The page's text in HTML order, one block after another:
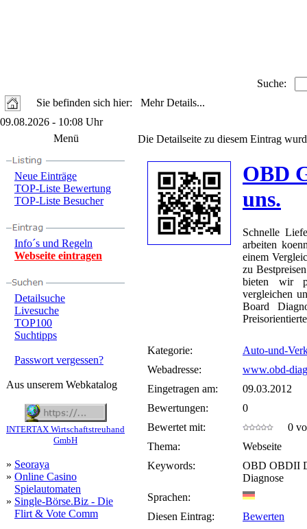
Suche:
Sie befinden sich hier: Mehr Details...
09.08.2026 - 10:08 Uhr
Menü
Neue Einträge
TOP-Liste Bewertung
TOP-Liste Besucher
Info´s und Regeln
Webseite eintragen
Detailsuche
Livesuche
TOP100
Suchtipps
Passwort vergessen?
Aus unserem Webkatalog
INTERTAX Wirtschaftstreuhand
GmbH
» Seoraya
» Online Casino
Spielautomaten
» Single-Börse.Biz - Die
Flirt & Vote Comm
Die Detailseite zu diesem Eintrag
OBD
uns.
Schnelle
arbeiten
einem
zu
bieten wir
vergleichen
Board
Kategorie:
Auto-und-
Webadresse:
www.obd-
Eingetragen am:
09.03.2012
Bewertungen:
0
Bewertet mit:
0
Thema:
Webseite
Keywords:
OBD OBDII
Diagnose
Sprachen:
Diesen Eintrag:
Bewerten